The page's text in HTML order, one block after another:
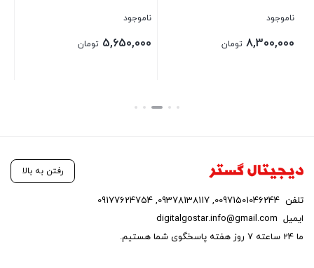
89,499,000 برای قیمت تماس
رفتن به بالا
تلفن 00971501046244
,
09378138117
,
09177624754
ایمیل digitalgostar.info@gmail.com
ما 24 ساعته 7 روز هفته پاسخگوی شما هستیم.